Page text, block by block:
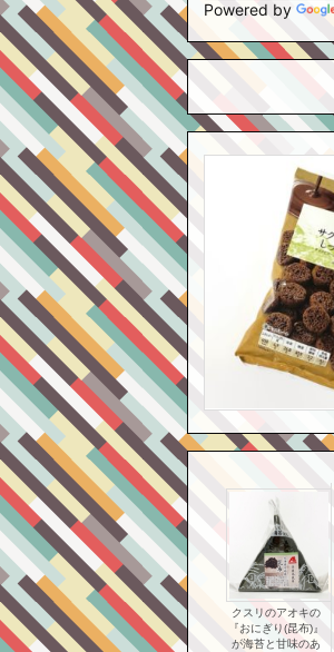
Powered by
クスリのアオキの
『おにぎり(昆布)』
が海苔と甘味のあ